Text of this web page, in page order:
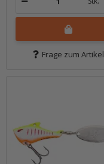
Frage zum Artikel